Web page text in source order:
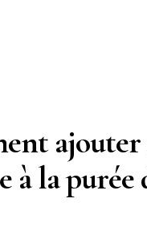
ajouter
à la purée